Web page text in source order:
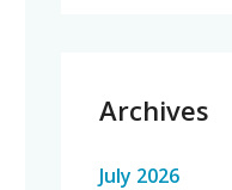
Archives
July 2026